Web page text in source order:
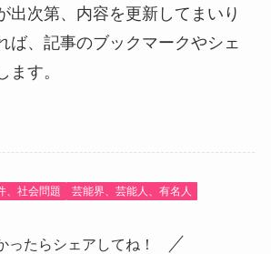
出次第、内容を更新してまいり
ば、記事のブックマークやシェ
ます。
、社会問題 芸能界、芸能人、有名人
ったらシェアしてね！